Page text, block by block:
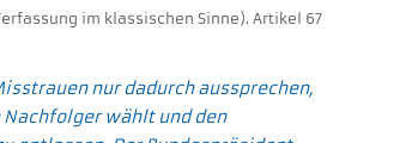
im klassischen Sinne). Artikel 67
nur dadurch aussprechen,
wählt und den